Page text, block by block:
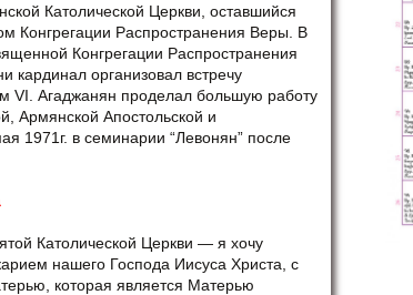
Католической Церкви, оставшийся
Конгрегации Распространения Веры. В
Конгрегации Распространения
кардинал организовал встречу
VI. Агаджанян проделал большую работу
Армянской Апостольской и
1971г. в семинарии “Левонян” после
Католической Церкви — я хочу
нашего Господа Иисуса Христа, с
которая является Матерью